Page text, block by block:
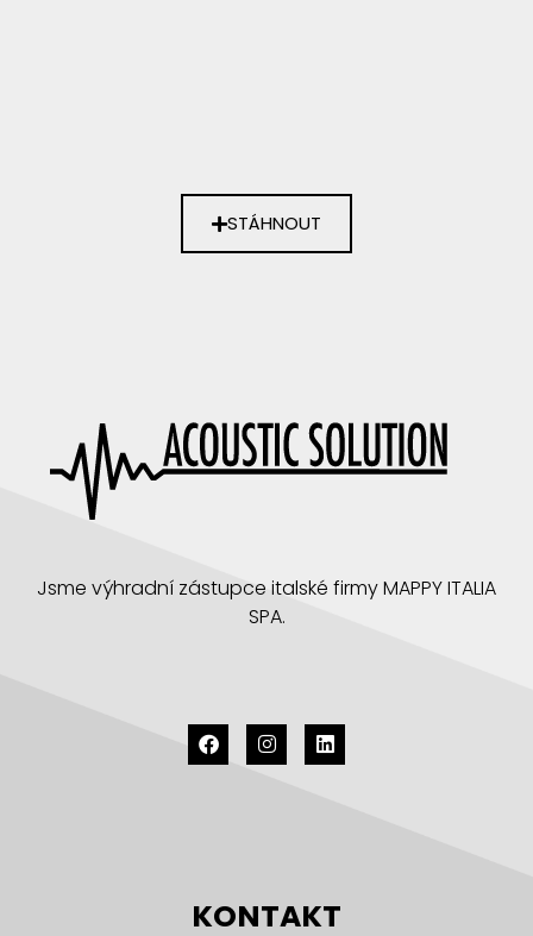
STÁHNOUT
Jsme výhradní zástupce italské firmy MAPPY ITALIA
SPA.
KONTAKT